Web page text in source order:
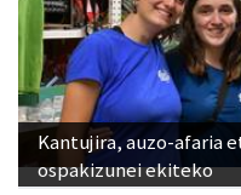
Kantujira, auzo-afaria
ospakizunei ekiteko